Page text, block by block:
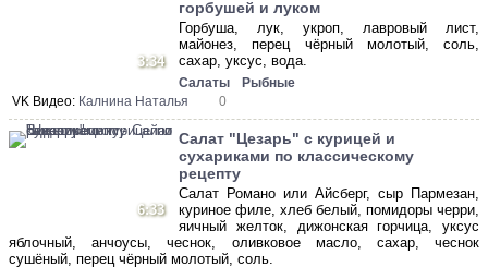
3:34
горбушей и луком
Горбуша, лук, укроп, лавровый лист,
майонез, перец чёрный молотый, соль,
сахар, уксус, вода.
Салаты
Рыбные
VK Видео: Калнина Наталья 0
6:33
Салат "Цезарь" с курицей и
сухариками по классическому
рецепту
Салат Романо или Айсберг, сыр Пармезан,
куриное филе, хлеб белый, помидоры черри,
яичный желток, дижонская горчица, уксус
яблочный, анчоусы, чеснок, оливковое масло, сахар, чеснок
сушёный, перец чёрный молотый, соль.